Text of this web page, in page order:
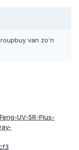
van zo'n
UV-5R-Plus-